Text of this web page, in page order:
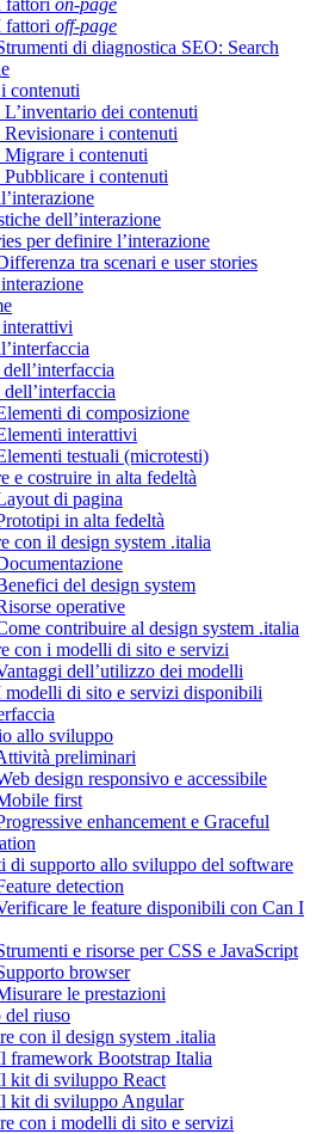
fattori off-page
di diagnostica SEO: Search
contenuti
dei contenuti
Revisionare i contenuti
Migrare i contenuti
Pubblicare i contenuti
dell’interazione
per definire l’interazione
tra scenari e user stories
di composizione
interattivi
testuali (microtesti)
e costruire in alta fedeltà
di pagina
in alta fedeltà
con il design system .italia
del design system
operative
contribuire al design system .italia
con i modelli di sito e servizi
dell’utilizzo dei modelli
modelli di sito e servizi disponibili
allo sviluppo
preliminari
design responsivo e accessibile
first
enhancement e Graceful
di supporto allo sviluppo del software
detection
le feature disponibili con Can I
e risorse per CSS e JavaScript
browser
le prestazioni
del riuso
con il design system .italia
framework Bootstrap Italia
kit di sviluppo React
kit di sviluppo Angular
con i modelli di sito e servizi